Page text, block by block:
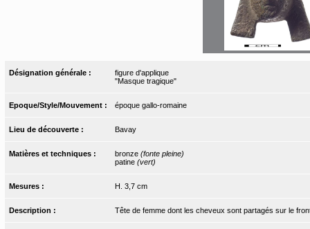
Désignation générale :
figure d'applique
"Masque tragique"
Epoque/Style/Mouvement : époque gallo-romaine
Lieu de découverte : Bavay
Matières et techniques : bronze (fonte pleine)
patine (vert)
Mesures : H. 3,7 cm
Description : Tête de femme dont les cheveux sont partagés sur le